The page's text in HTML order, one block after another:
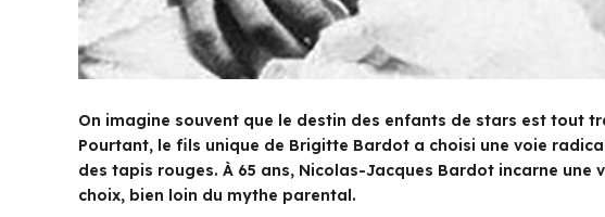
On imagine souvent que le destin des enfants de stars est tout
Pourtant, le fils unique de Brigitte Bardot a choisi une voie
des tapis rouges. À 65 ans, Nicolas-Jacques Bardot incarne une
choix, bien loin du mythe parental.